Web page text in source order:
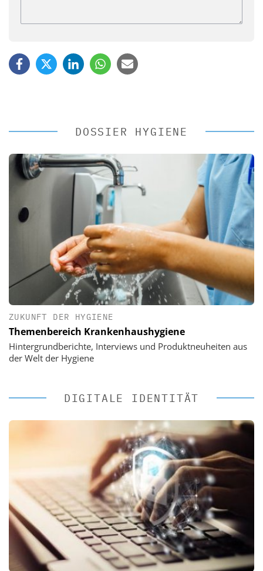
DOSSIER HYGIENE
ZUKUNFT DER HYGIENE
Themenbereich Krankenhaushygiene
Hintergrundberichte, Interviews und Produktneuheiten aus
der Welt der Hygiene
DIGITALE IDENTITÄT